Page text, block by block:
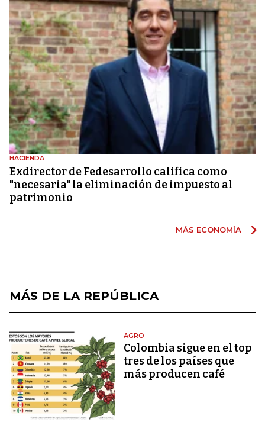
HACIENDA
Exdirector de Fedesarrollo califica como
"necesaria" la eliminación de impuesto al
patrimonio
MÁS ECONOMÍA
MÁS DE LA REPÚBLICA
AGRO
Colombia sigue en el top
tres de los países que
más producen café